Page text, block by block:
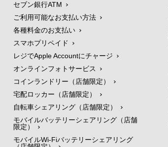
セブン銀行ATM
ご利用可能なお支払い方法
各種料金のお支払い
スマホプリペイド
レジでApple Accountにチャージ
オンラインフォトサービス
コインランドリー（店舗限定）
宅配ロッカー（店舗限定）
自転車シェアリング（店舗限定）
モバイルバッテリーシェアリング（店舗
限定）
モバイルWi-Fiバッテリーシェアリング